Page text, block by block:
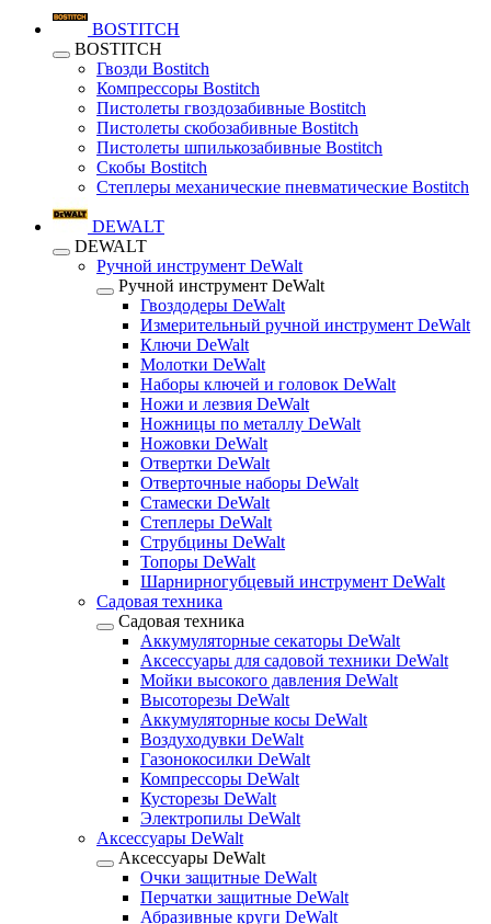
BOSTITCH
BOSTITCH
Гвозди Bostitch
Компрессоры Bostitch
Пистолеты гвоздозабивные Bostitch
Пистолеты скобозабивные Bostitch
Пистолеты шпилькозабивные Bostitch
Скобы Bostitch
Степлеры механические пневматические Bostitch
DEWALT
DEWALT
Ручной инструмент DeWalt
Ручной инструмент DeWalt
Гвоздодеры DeWalt
Измерительный ручной инструмент DeWalt
Ключи DeWalt
Молотки DeWalt
Наборы ключей и головок DeWalt
Ножи и лезвия DeWalt
Ножницы по металлу DeWalt
Ножовки DeWalt
Отвертки DeWalt
Отверточные наборы DeWalt
Стамески DeWalt
Степлеры DeWalt
Струбцины DeWalt
Топоры DeWalt
Шарнирногубцевый инструмент DeWalt
Садовая техника
Садовая техника
Аккумуляторные секаторы DeWalt
Аксессуары для садовой техники DeWalt
Мойки высокого давления DeWalt
Высоторезы DeWalt
Аккумуляторные косы DeWalt
Воздуходувки DeWalt
Газонокосилки DeWalt
Компрессоры DeWalt
Кусторезы DeWalt
Электропилы DeWalt
Аксессуары DeWalt
Аксессуары DeWalt
Очки защитные DeWalt
Перчатки защитные DeWalt
Абразивные круги DeWalt